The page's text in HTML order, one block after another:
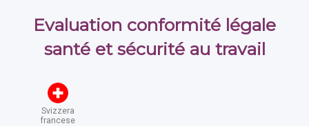
Evaluation conformité légale
santé et sécurité au travail
Svizzera
francese